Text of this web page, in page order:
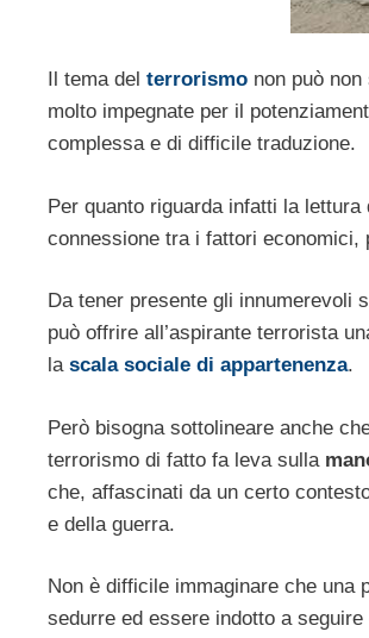
Il tema del terrorismo non può
molto impegnate per il
complessa e di difficile traduzione.
Per quanto riguarda infatti la lettura
connessione tra i fattori
Da tener presente gli innumerevoli
può offrire all’aspirante terrorista
la scala sociale di appartenenza.
Però bisogna sottolineare anche
terrorismo di fatto fa leva sulla
che, affascinati da un certo
e della guerra.
Non è difficile immaginare che una
sedurre ed essere indotto a